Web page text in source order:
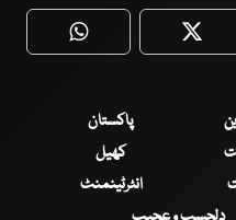
WhatsApp
پاکستان
کھیل
انٹرٹینمنٹ